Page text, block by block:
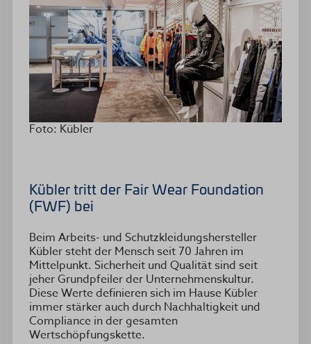
Foto: Kübler
Kübler tritt der Fair Wear Foundation
(FWF) bei
Beim Arbeits- und Schutzkleidungshersteller
Kübler steht der Mensch seit 70 Jahren im
Mittelpunkt. Sicherheit und Qualität sind seit
jeher Grundpfeiler der Unternehmenskultur.
Diese Werte definieren sich im Hause Kübler
immer stärker auch durch Nachhaltigkeit und
Compliance in der gesamten
Wertschöpfungskette.